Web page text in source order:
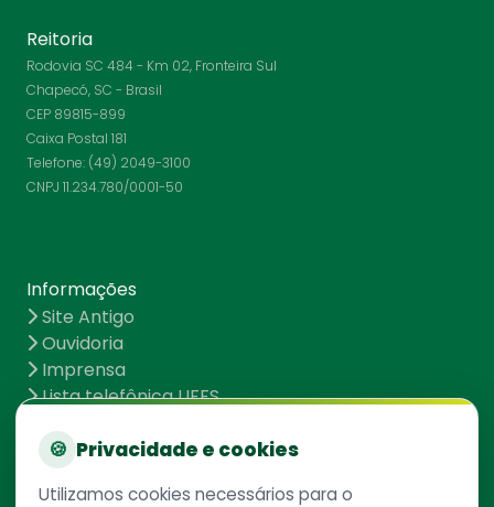
Reitoria
Rodovia SC 484 - Km 02, Fronteira Sul
Chapecó, SC - Brasil
CEP 89815-899
Caixa Postal 181
Telefone: (49) 2049-3100
CNPJ 11.234.780/0001-50
Informações
Site Antigo
Ouvidoria
Imprensa
Lista telefônica UFFS
UFFS contra o Aedes
Mapa do site
🍪 Privacidade e cookies
Utilizamos cookies necessários para o